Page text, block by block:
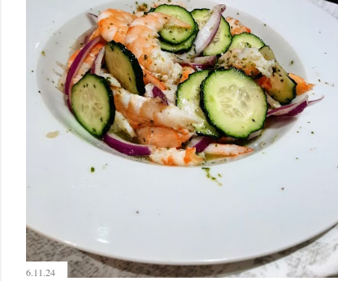
6.11.24